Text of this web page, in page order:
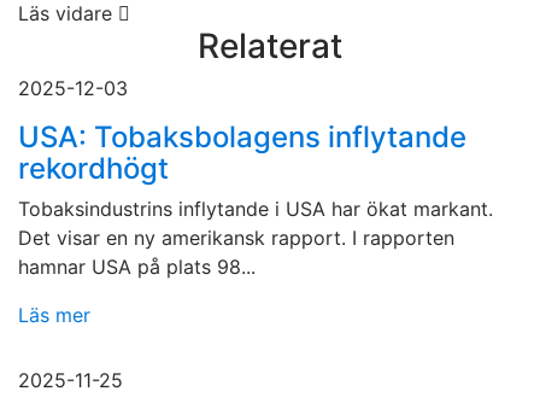
Läs vidare
Relaterat
2025-12-03
USA: Tobaksbolagens inflytande
rekordhögt
Tobaksindustrins inflytande i USA har ökat markant.
Det visar en ny amerikansk rapport. I rapporten
hamnar USA på plats 98...
Läs mer
2025-11-25